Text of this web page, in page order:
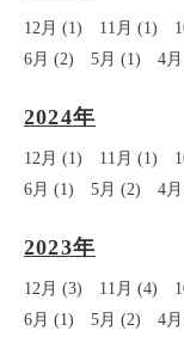
12月 (1) 11月 (1)
6月 (2)
5月 (1) 4
2024年
12月 (1) 11月 (1)
6月 (1)
5月 (2) 4
2023年
12月 (3) 11月 (4)
6月 (1)
5月 (2) 4